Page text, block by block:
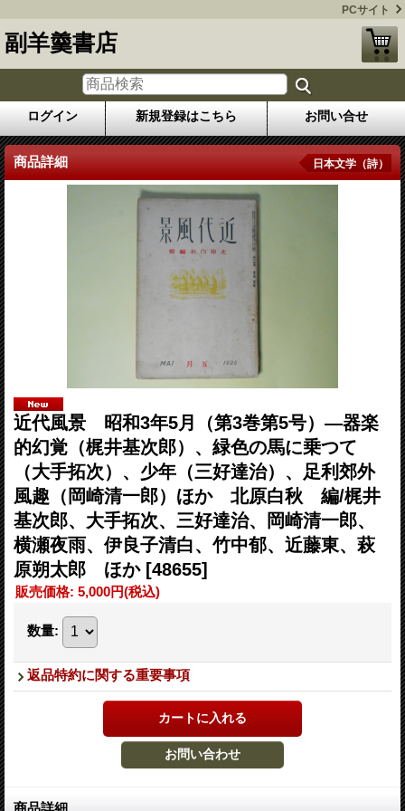
PCサイト
副羊羹書店
ログイン 新規登録はこちら お問い合せ
商品詳細 日本文学（詩）
近代風景 昭和3年5月（第3巻第5号）―器楽
的幻覚（梶井基次郎）、緑色の馬に乗つて
（大手拓次）、少年（三好達治）、足利郊外
風趣（岡崎清一郎）ほか 北原白秋 編/梶井
基次郎、大手拓次、三好達治、岡崎清一郎、
横瀬夜雨、伊良子清白、竹中郁、近藤東、萩
原朔太郎 ほか [48655]
販売価格: 5,000円(税込)
数量:
返品特約に関する重要事項
商品詳細